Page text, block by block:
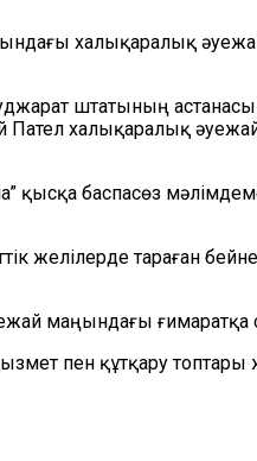
халықаралық
штатының
халықаралық
баспасөз
желілерде тараған
маңындағы
пен құтқару топтары